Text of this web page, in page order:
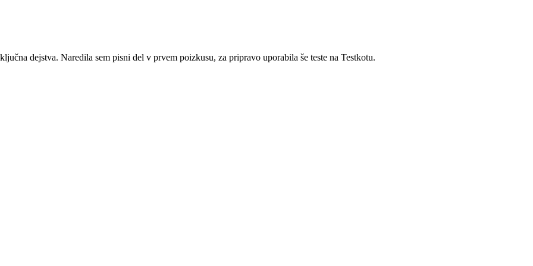
dejstva. Naredila sem pisni del v prvem poizkusu, za pripravo uporabila še teste na Testkotu.